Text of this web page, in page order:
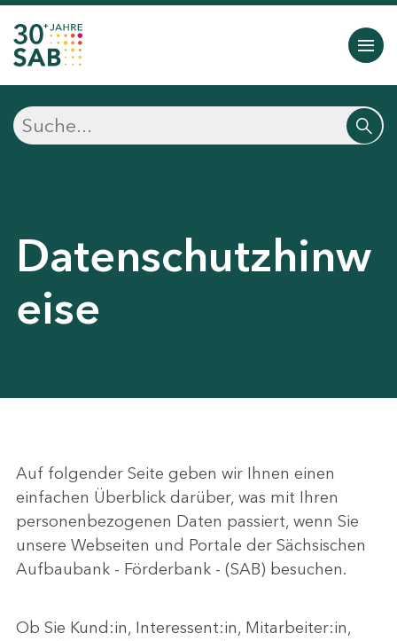
Datenschutzhinw
eise
Auf folgender Seite geben wir Ihnen einen
einfachen Überblick darüber, was mit Ihren
personenbezogenen Daten passiert, wenn Sie
unsere Webseiten und Portale der Sächsischen
Aufbaubank - Förderbank - (SAB) besuchen.
Ob Sie Kund:in, Interessent:in, Mitarbeiter:in,